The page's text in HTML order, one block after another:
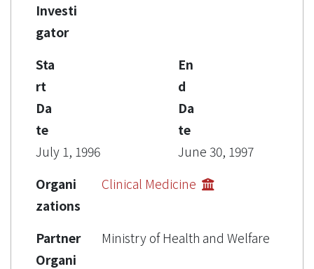
Investi
gator
Sta
rt
Da
te
July 1, 1996
En
d
Da
te
June 30, 1997
Organi
zations
Clinical Medicine
Partner
Organi
Ministry of Health and Welfare